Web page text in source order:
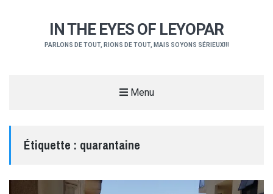
IN THE EYES OF LEYOPAR
PARLONS DE TOUT, RIONS DE TOUT, MAIS SOYONS SÉRIEUX!!!
Menu
Étiquette : quarantaine